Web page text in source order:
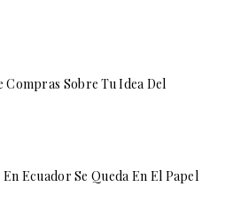
Compras Sobre Tu Idea Del
Ecuador Se Queda En El Papel